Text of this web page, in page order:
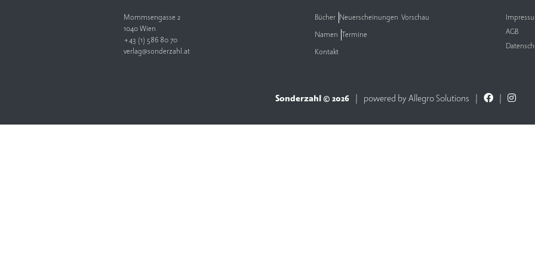
Mommsengasse 2
1040 Wien
+43 (1) 586 80 70
verlag@sonderzahl.at
Bücher Neuerscheinungen Vorschau
Namen Termine
Kontakt
AGB
Sonderzahl © 2026 powered byAllegro Solutions